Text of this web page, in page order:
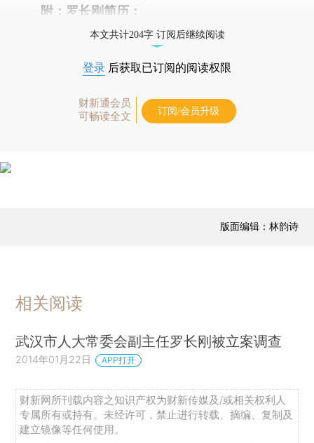
附：罗长刚简历：
本文共计204字 订阅后继续阅读
登录 后获取已订阅的阅读权限
财新通会员
可畅读全文
订阅/会员升级
版面编辑：林韵诗
相关阅读
武汉市人大常委会副主任罗长刚被立案调查
2014年01月22日 APP打开
财新网所刊载内容之知识产权为财新传媒及/或相关权利人
专属所有或持有。未经许可，禁止进行转载、摘编、复制及
建立镜像等任何使用。